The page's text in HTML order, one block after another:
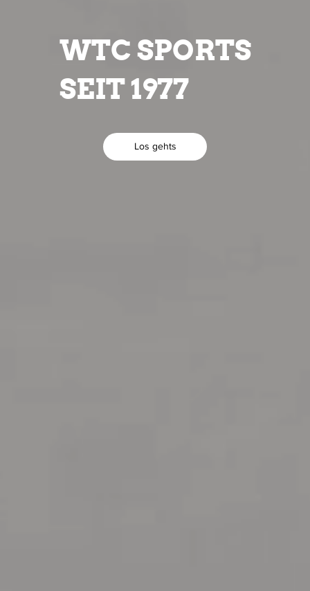
WTC SPORTS
SEIT 1977
Los gehts